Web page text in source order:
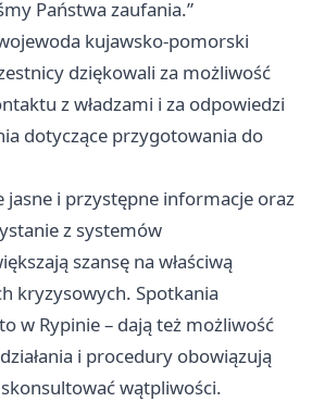
Państwa zaufania.”
kujawsko-pomorski
dziękowali za możliwość
z władzami i za odpowiedzi
dotyczące przygotowania do
jasne i przystępne informacje oraz
z systemów
szansę na właściwą
kryzysowych. Spotkania
w Rypinie – dają też możliwość
i procedury obowiązują
wątpliwości.